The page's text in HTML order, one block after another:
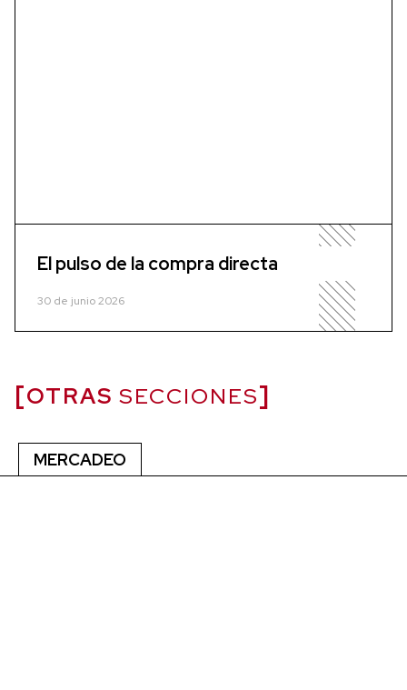
El pulso de la compra directa
30 de junio 2026
OTRAS SECCIONES
MERCADEO